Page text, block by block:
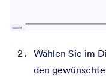
Wählen Sie im
den